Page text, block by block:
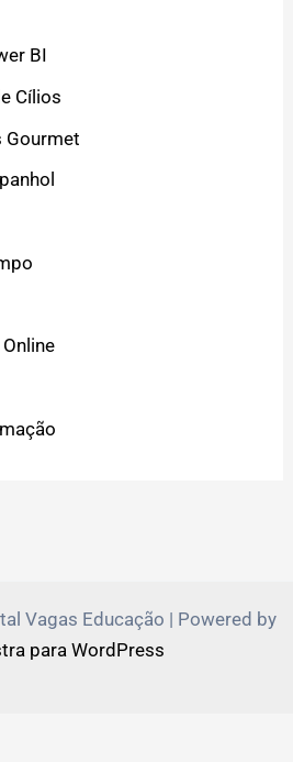
BI
Cílios
Gourmet
Vagas Educação | Powered by
para WordPress